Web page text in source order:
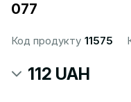
077
Код продукту 11575
112 UAH